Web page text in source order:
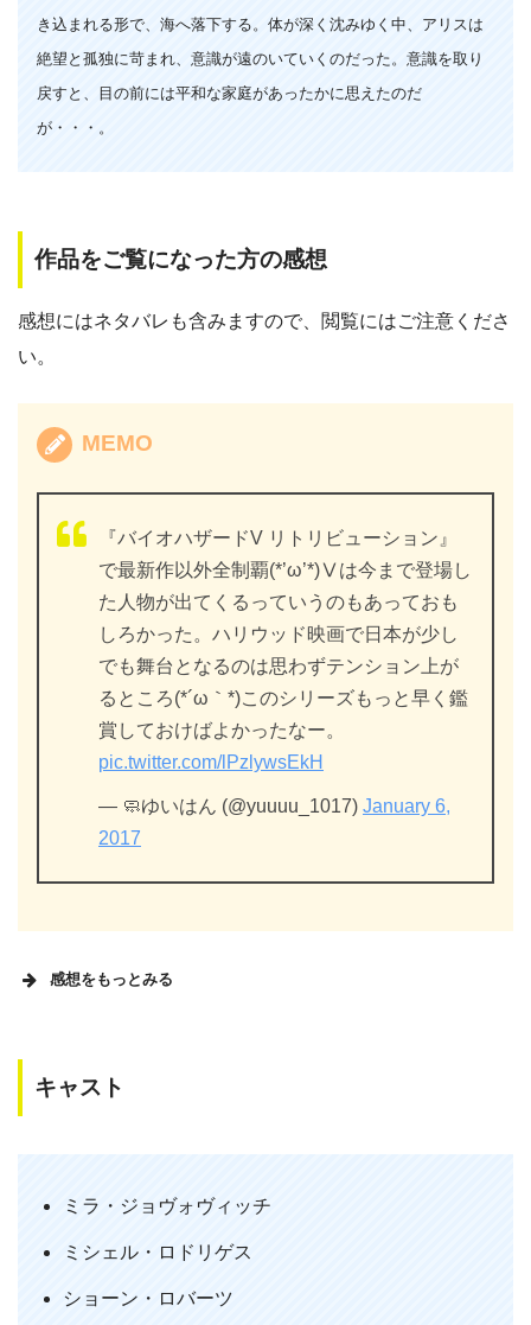
き込まれる形で、海へ落下する。体が深く沈みゆく中、アリスは
絶望と孤独に苛まれ、意識が遠のいていくのだった。意識を取り
戻すと、目の前には平和な家庭があったかに思えたのだ
が・・・。
作品をご覧になった方の感想
感想にはネタバレも含みますので、閲覧にはご注意くださ
い。
MEMO
『バイオハザードV リトリビューション』
で最新作以外全制覇(*’ω’*)Ⅴは今まで登場し
た人物が出てくるっていうのもあっておも
しろかった。ハリウッド映画で日本が少し
でも舞台となるのは思わずテンション上が
るところ(*´ω｀*)このシリーズもっと早く鑑
賞しておけばよかったなー。
pic.twitter.com/lPzlywsEkH
— 🧼ゆいはん (@yuuuu_1017) January 6,
2017
感想をもっとみる
ン」
登場。地下にあるアンブレラ社の独房に
捕らえられたアリスはエイダと共に地上
キャスト
ミラ・ジョヴォヴィッチ
ミシェル・ロドリゲス
ショーン・ロバーツ